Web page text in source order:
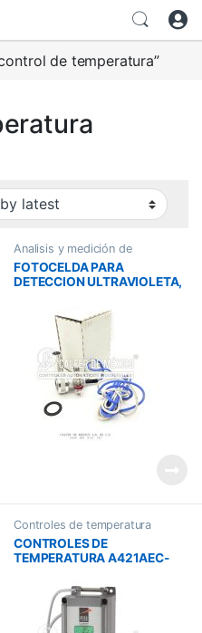
de temperatura”
Analisis y medición de
temperatura
FOTOCELDA PARA
DETECCION ULTRAVIOLETA,
Controles de temperatura
CONTROLES DE
TEMPERATURA A421AEC-